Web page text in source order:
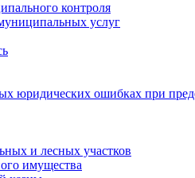
контроля
услуг
юридических ошибках при
и лесных участков
имущества